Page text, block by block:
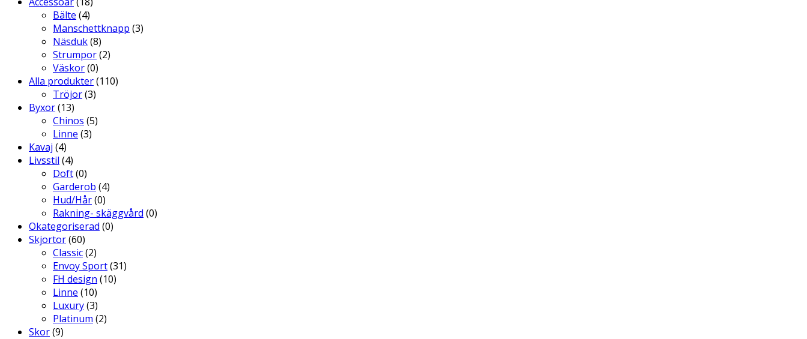
kan
väljas
produktsidan
Bälte (4)
Manschettknapp (3)
Näsduk(8)
Strumpor(2)
Väskor(0)
Alla produkter(110)
Tröjor(3)
Byxor(13)
Chinos (5)
Linne (3)
Kavaj (4)
Livsstil (4)
Doft(0)
Garderob (4)
Hud/Hår(0)
Rakning- skäggvård (0)
Okategoriserad (0)
Skjortor(60)
Classic(2)
Envoy Sport(31)
FH design (10)
Linne (10)
Luxury(3)
Platinum (2)
Skor(9)